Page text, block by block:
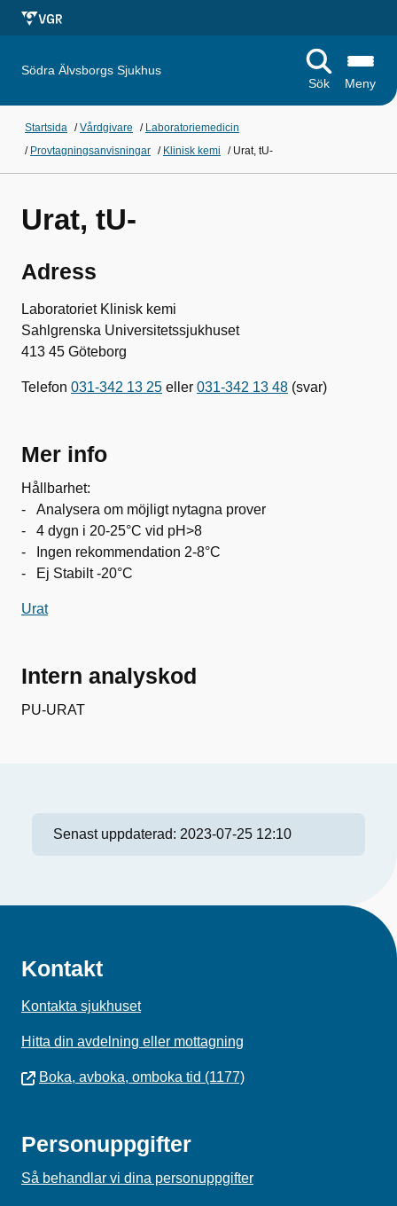
Södra Älvsborgs Sjukhus
Sök
Meny
Startsida /Vårdgivare / Laboratoriemedicin
/ Provtagningsanvisningar / Klinisk kemi / Urat, tU-
Urat, tU-
Adress
Laboratoriet Klinisk kemi
Sahlgrenska Universitetssjukhuset
413 45 Göteborg
Telefon 031-342 13 25 eller 031-342 13 48 (svar)
Mer info
Hållbarhet:
- Analysera om möjligt nytagna prover
- 4 dygn i 20-25°C vid pH>8
- Ingen rekommendation 2-8°C
- Ej Stabilt -20°C
Urat
Intern analyskod
PU-URAT
Senast uppdaterad: 2023-07-25 12:10
Kontakt
Kontakta sjukhuset
Hitta din avdelning eller mottagning
Boka, avboka, omboka tid (1177)
Personuppgifter
Så behandlar vi dina personuppgifter